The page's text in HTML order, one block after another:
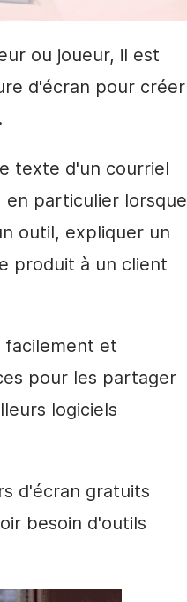
ou joueur, il est
d'écran pour créer
texte d'un courriel
particulier lorsque
outil, expliquer un
produit à un client
facilement et
pour les partager
logiciels
d'écran gratuits
besoin d'outils